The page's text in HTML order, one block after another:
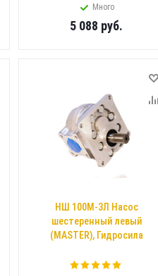
Много
5 088 руб.
НШ 100М-3Л Насос
шестеренный левый
(MASTER), Гидросила